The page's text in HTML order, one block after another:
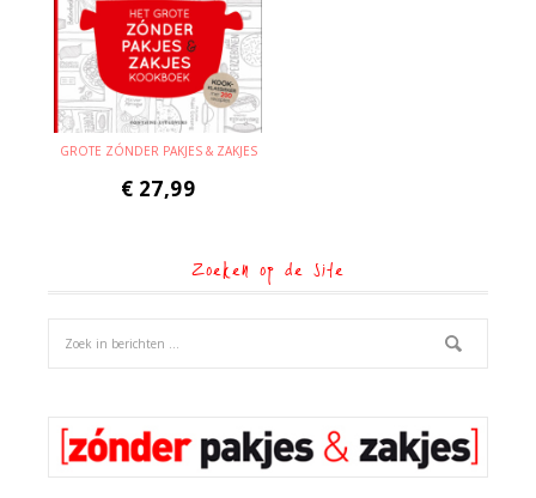
GROTE ZÓNDER PAKJES & ZAKJES
€ 27,99
Zoeken op de site